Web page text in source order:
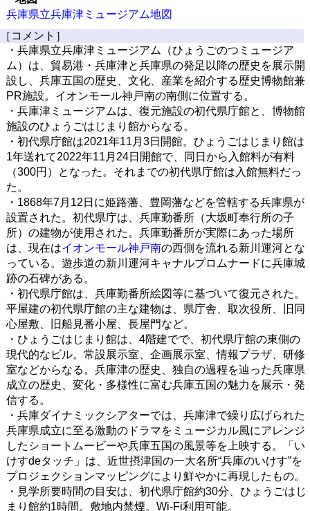
兵庫県立兵庫津ミュージアム地図
［コメント］
・兵庫県立兵庫津ミュージアム（ひょうごのつミュージア
ム）は、貿易港・兵庫津と兵庫県の発足以降の歴史を展示開
設し、兵庫五国の歴史、文化、産業を紹介する歴史博物館兼
PR施設。イオンモール神戸南の南側に位置する。
・兵庫津ミュージアムは、復元施設の初代県庁館と、博物館
施設のひょうごはじまり館からなる。
・初代県庁館は2021年11月3日開館。ひょうごはじまり館は
1年送れて2022年11月24日開館で、同日から入館料が有料
（300円）となった。それまでの初代県庁館は入館無料だっ
た。
・1868年7月12日に姫路藩、豊岡藩などを管轄する兵庫県が
設置された。初代県庁は、兵庫勤番所（大坂町奉行所の子
所）の建物が使用された。兵庫勤番所が実際にあった場所
は、現在はイオンモール神戸南の西側を流れる新川運河とな
っている。遊歩道の新川運河キャナルプロムナードに兵庫城
跡の石碑がある。
・初代県庁館は、兵庫勤番所絵図等に基づいて復元された。
平屋建の初代県庁館の主な建物は、県庁舎、取次役所、旧同
心屋敷、旧船見番小屋、長屋門など。
・ひょうごはじまり館は、4階建でで、初代県庁館の東側の
現代的なビル。常設展示室、企画展示室、情報プラザ、研修
室などからなる。兵庫津の歴史、独自の過程を辿った兵庫県
成立の歴史、変化・多様性に富む兵庫五国の魅力を展示・発
信する。
・兵庫ダイナミックシアターでは、兵庫津で繰り広げられた
兵庫県成立に至る激動のドラマをミュージカル風にアレンジ
したショートムービーや兵庫五国の風景等を上映する。「い
けすdeタッチ」は、近世摂津国の一大名所“兵庫のいけす”を
プロジェクションマッピングにより鮮やかに再現したもの。
・見学所要時間の目安は、初代県庁館約30分、ひょうごはじ
まり館約1時間。敷地内禁煙。Wi-Fi利用可能。